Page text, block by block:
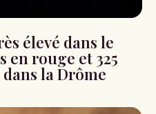
élevé dans le
en rouge et 325
la Drôme